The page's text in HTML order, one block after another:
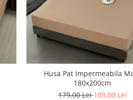
Husa Pat Impermeabila
180x200cm
179,00 Lei109,00 Lei